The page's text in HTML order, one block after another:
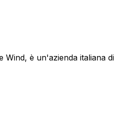
Wind, è un'azienda